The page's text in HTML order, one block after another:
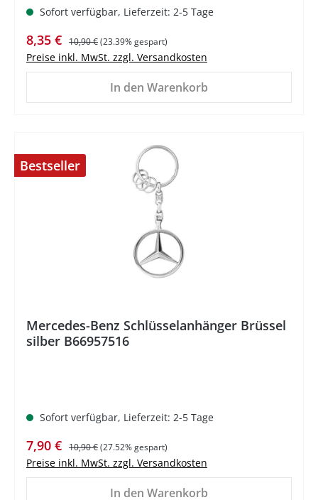
Sofort verfügbar, Lieferzeit: 2-5 Tage
Verkaufspreis:
8,35 € Regulärer Preis:
10,90 €(23.39% gespart)
Preise inkl. MwSt. zzgl. Versandkosten
In den Warenkorb
Bestseller
Mercedes-Benz Schlüsselanhänger Brüssel
silber B66957516
Sofort verfügbar, Lieferzeit: 2-5 Tage
Verkaufspreis:
7,90 € Regulärer Preis:
10,90 €(27.52% gespart)
Preise inkl. MwSt. zzgl. Versandkosten
In den Warenkorb